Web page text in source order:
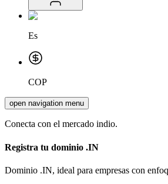
Es
COP
open navigation menu
Conecta con el mercado indio.
Registra tu dominio .IN
Dominio .IN, ideal para empresas con